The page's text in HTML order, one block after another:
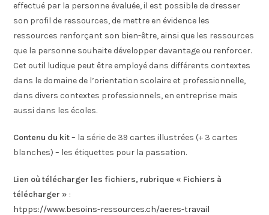
effectué par la personne évaluée, il est possible de dresser
son profil de ressources, de mettre en évidence les
ressources renforçant son bien-être, ainsi que les ressources
que la personne souhaite développer davantage ou renforcer.
Cet outil ludique peut être employé dans différents contextes
dans le domaine de l’orientation scolaire et professionnelle,
dans divers contextes professionnels, en entreprise mais
aussi dans les écoles.
Contenu du kit– la série de 39 cartes illustrées (+ 3 cartes
blanches) – les étiquettes pour la passation.
Lien où télécharger les fichiers, rubrique « Fichiers à
télécharger » :
htpps://www.besoins-ressources.ch/aeres-travail